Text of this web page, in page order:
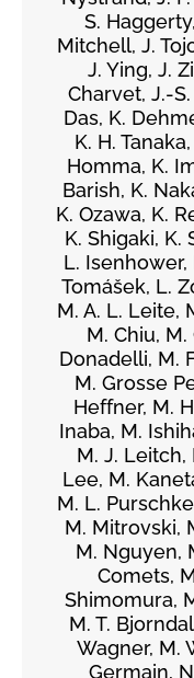
S.
Mitchell, J.
J. Ying, J.
Charvet, J.-
Das, K.
K. H.
Homma, K.
Barish, K.
K. Ozawa, K.
K. Shigaki, K.
L. Isenhower,
Tomášek, L.
M. A. L. Leite,
M. Chiu,
Donadelli, M.
M. Grosse
Heffner, M.
Inaba, M.
M. J. Leitch,
Lee, M.
M. L.
M. Mitrovski,
M. Nguyen,
Comets,
Shimomura,
M. T.
Wagner, M.
Germain,